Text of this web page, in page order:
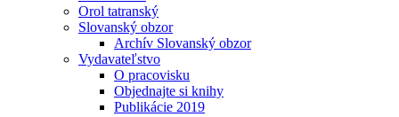
Orol tatranský
Slovanský obzor
Archív Slovanský obzor
Vydavateľstvo
O pracovisku
Objednajte si knihy
Publikácie 2019